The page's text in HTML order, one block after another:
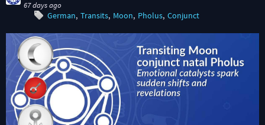
67 days ago
German Transits Moon Pholus Conjunct